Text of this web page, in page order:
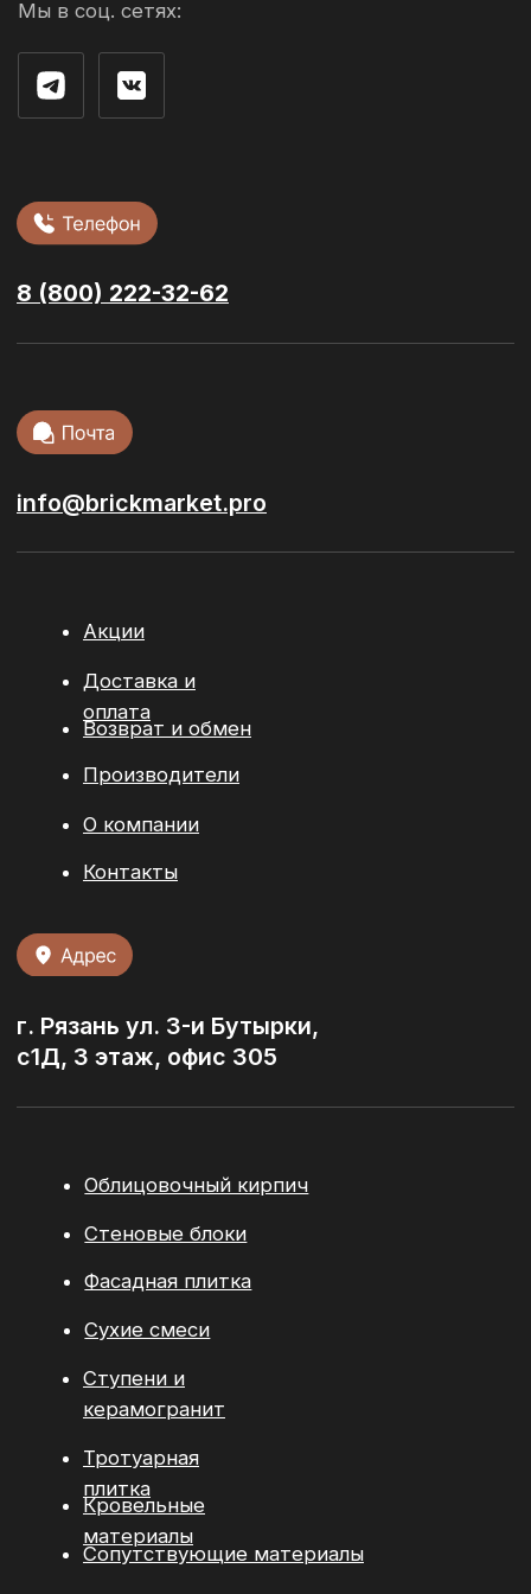
г. Рязань ул. 3-и Бутырки,
Контакты
Облицовочный кирпич
Фасадная плитка
Сухие смеси
Тротуарная
плитка
материалы
Сопутствующие материалы
Разработка сайта:youx.agency